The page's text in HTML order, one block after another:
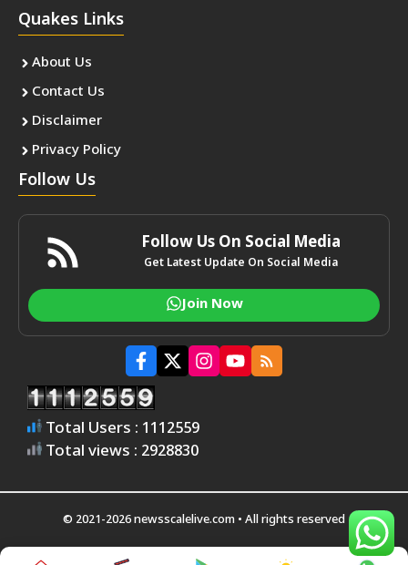
Quakes Links
About Us
Contact Us
Disclaimer
Privacy Policy
Follow Us
Follow Us On Social Media
Get Latest Update On Social Media
Join Now
Total Users : 1112559
Total views : 2928830
© 2021-2026 newsscalelive.com • All rights reserved